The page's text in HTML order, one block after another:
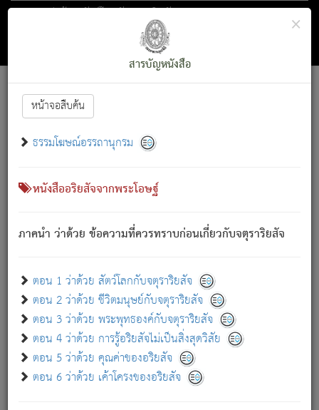
ตอน 1 ว่าด้วย สัตว์โลกกับจตุราริยสัจ
สารบัญ×
สารบัญหนังสือ
หน้าจอสืบค้น
ธรรมโฆษณ์อรรถานุกรม
หนังสืออริยสัจจากพระโอษฐ์
ภาคนำ ว่าด้วย ข้อความที่ควรทราบก่อนเกี่ยวกับจตุราริยสัจ
ตอน 1 ว่าด้วย สัตว์โลกกับจตุราริยสัจ
ตอน 2 ว่าด้วย ชีวิตมนุษย์กับจตุราริยสัจ
ตอน 3 ว่าด้วย พระพุทธองค์กับจตุราริยสัจ
ตอน 4 ว่าด้วย การรู้อริยสัจไม่เป็นสิ่งสุดวิสัย
ตอน 5 ว่าด้วย คุณค่าของอริยสัจ
ตอน 6 ว่าด้วย เค้าโครงของอริยสัจ
Font :15 ]||
สัตว์โลกนี้ เกิดความเดือดร้อนแล้ว มีผัสสะบังหน้า
เขาสำคัญสิ่งใด โดยความเป็นประการใด แต่สิ่งนั้นย่อมเป็น
(ตามที่เป็นจริง) โดยประการอื่นจากที่เขาสำคัญนั้น
สัตว์โลกติดข้องอยู่ในภพ ถูกภพบังหน้าแล้ว มีภพโดยความ
เป็นอย่างอื่น (จากที่มันเป็นอยู่จริง) จึงได้เพลิดเพลินยิ่งนักในภพ
เขาเพลิดเพลินยิ่งนักในสิ่งใด สิ่งนั้นเป็นภัย (ที่เขาไม่รู้จัก)
เขากลัวต่อสิ่งใดสิ่งนั้นเป็นทุกข์
พรหมจรรย์นี้ อันบุคคลย่อมประพฤติ ก็เพื่อการละขาดซึ่ง
ภพ.
สมณะหรือพราหมณ์เหล่าใด กล่าวความหลุดพ้นจากภพว่า
มีได้เพราะภพ เรากล่าวว่า สมณะหรือพราหมณ์ทั้งปวงนั้น
มิใช่ผู้หลดพ้นจากภพ.